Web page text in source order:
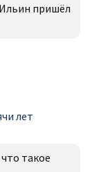
пришёл
лет
что такое